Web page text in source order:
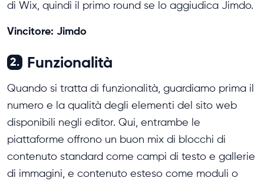
di Wix, quindi il primo round se lo aggiudica Jimdo.
Vincitore: Jimdo
2. Funzionalità
Quando si tratta di funzionalità, guardiamo prima il
numero e la qualità degli elementi del sito web
disponibili negli editor. Qui, entrambe le
piattaforme offrono un buon mix di blocchi di
contenuto standard come campi di testo e gallerie
di immagini, e contenuto esteso come moduli o